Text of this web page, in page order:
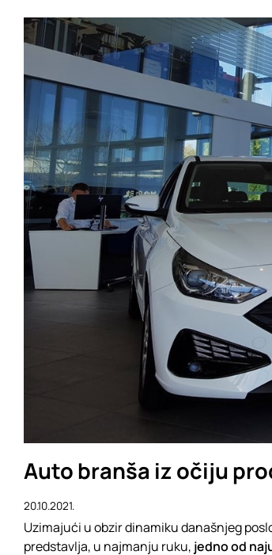
Auto branša iz očiju
20.10.2021.
Uzimajući u obzir dinamiku današnjeg
predstavlja, u najmanju ruku, jedno od